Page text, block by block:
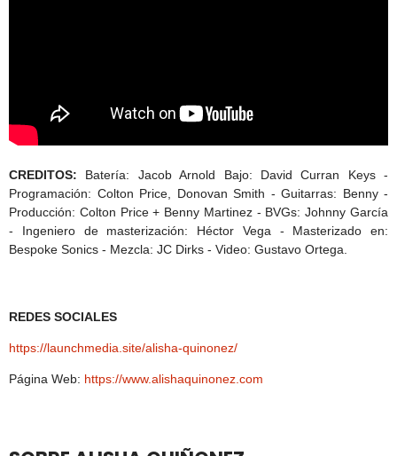
CREDITOS: Batería: Jacob Arnold Bajo: David Curran Keys -
Programación: Colton Price, Donovan Smith - Guitarras: Benny -
Producción: Colton Price + Benny Martinez - BVGs: Johnny García
- Ingeniero de masterización: Héctor Vega - Masterizado en:
Bespoke Sonics - Mezcla: JC Dirks - Video: Gustavo Ortega.
REDES SOCIALES
https://launchmedia.site/alisha-quinonez/
Página Web: https://www.alishaquinonez.com